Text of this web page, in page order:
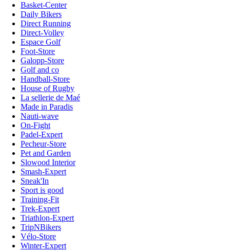
Basket-Center
Daily Bikers
Direct Running
Direct-Volley
Espace Golf
Foot-Store
Galopp-Store
Golf and co
Handball-Store
House of Rugby
La sellerie de Maé
Made in Paradis
Nauti-wave
On-Fight
Padel-Expert
Pecheur-Store
Pet and Garden
Slowood Interior
Smash-Expert
Sneak'In
Sport is good
Training-Fit
Trek-Expert
Triathlon-Expert
TripNBikers
Vélo-Store
Winter-Expert